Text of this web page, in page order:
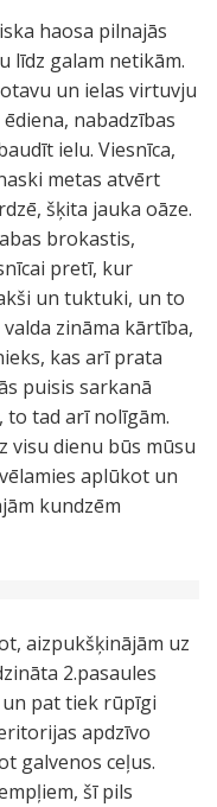
haosa pilnajās
līdz galam netikām.
un ielas virtuvju
nabadzības
ielu. Viesnīca,
metas atvērt
šķita jauka oāze.
brokastis,
pretī, kur
un tuktuki, un to
zināma kārtība,
kas arī prata
puisis sarkanā
to tad arī nolīgām.
visu dienu būs mūsu
aplūkot un
kundzēm
aizpukšķinājām uz
2.pasaules
pat tiek rūpīgi
apdzīvo
galvenos ceļus.
šī pils